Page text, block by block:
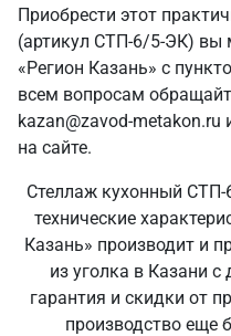
Приобрести этот
(артикул СТП-6/5-ЭК)
«Регион Казань» с
всем вопросам
kazan@zavod-
на сайте.
Стеллаж кухонный СТП-
технические
Казань» производит и
из уголка в Казани с
гарантия и скидки от
производство еще